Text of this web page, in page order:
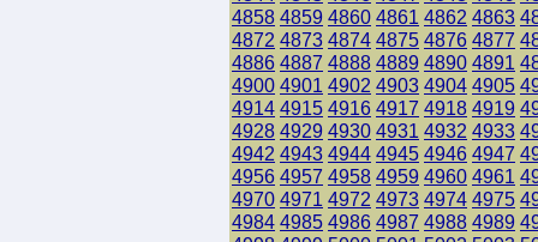
4858 4859 4860 4861 4862 4863
4872 4873 4874 4875 4876 4877
4886 4887 4888 4889 4890 4891
4900 4901 4902 4903 4904 4905
4914 4915 4916 4917 4918 4919
4928 4929 4930 4931 4932 4933
4942 4943 4944 4945 4946 4947
4956 4957 4958 4959 4960 4961
4970 4971 4972 4973 4974 4975
4984 4985 4986 4987 4988 4989